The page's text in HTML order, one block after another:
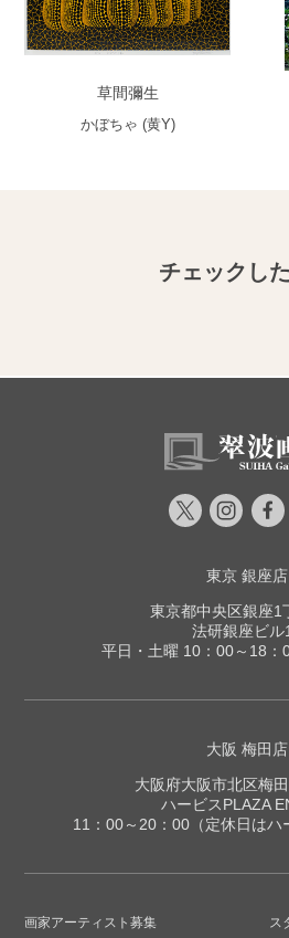
草間彌生
かぼちゃ (黄Y)
チェックし
東京 銀座店
東京都中央区銀座1
法研銀座ビル
平日・土曜 10：00～18：
大阪 梅田店
大阪府大阪市北区梅
ハービスPLAZA
11：00～20：00（定休日はハ
画家アーティスト募集 ス